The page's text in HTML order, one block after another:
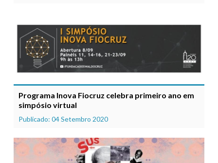
Programa Inova Fiocruz celebra primeiro ano em
simpósio virtual
Publicado: 04 Setembro 2020